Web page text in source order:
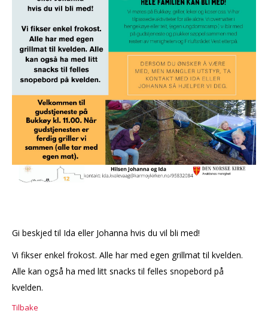
Gi beskjed til Ida eller Johanna hvis du vil bli med!
Vi fikser enkel frokost. Alle har med egen grillmat til kvelden.
Alle kan også ha med litt snacks til felles snopebord på
kvelden.
Tilbake